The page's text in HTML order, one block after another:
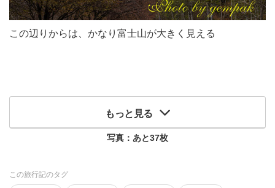
この辺りからは、かなり富士山が大きく見える
もっと見る
写真：あと37枚
この旅行記のタグ